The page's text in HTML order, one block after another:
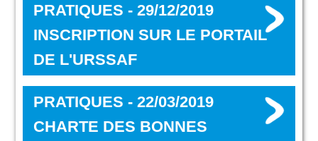
PRATIQUES - 29/12/2019
INSCRIPTION SUR LE PORTAIL
DE L'URSSAF
PRATIQUES - 22/03/2019
CHARTE DES BONNES